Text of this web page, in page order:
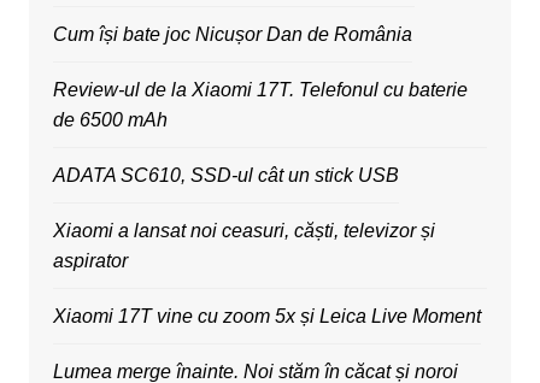
Cum își bate joc Nicușor Dan de România
Review-ul de la Xiaomi 17T. Telefonul cu baterie
de 6500 mAh
ADATA SC610, SSD-ul cât un stick USB
Xiaomi a lansat noi ceasuri, căști, televizor și
aspirator
Xiaomi 17T vine cu zoom 5x și Leica Live Moment
Lumea merge înainte. Noi stăm în căcat și noroi